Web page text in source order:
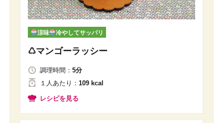
涼味 冷やしてサッパリ
♺マンゴーラッシー
調理時間： 5分
１人 あたり ： 109 kcal
レシピを見る